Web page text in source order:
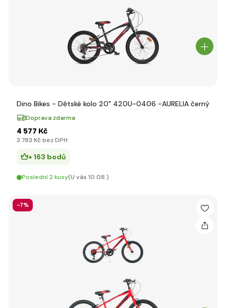
Dino Bikes - Dětské kolo 20" 420U-0406 -AURELIA černý
Doprava zdarma
4 577 Kč
3 783 Kč bez DPH
+ 163 bodů
Poslední 2 kusy(U vás 10.08.)
-7%